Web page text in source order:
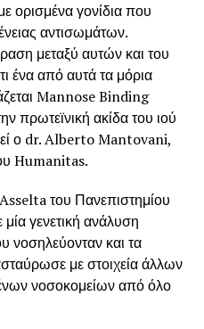
ορισμένα γονίδια που
αντισωμάτων.
μεταξύ αυτών και του
ένα από αυτά τα μόρια
Mannose Binding
πρωτεϊνική ακίδα του ιού
ο dr. Alberto Mantovani,
Humanitas.
του Πανεπιστημίου
γενετική ανάλυση
νοσηλεύονταν και τα
με στοιχεία άλλων
νοσοκομείων από όλο